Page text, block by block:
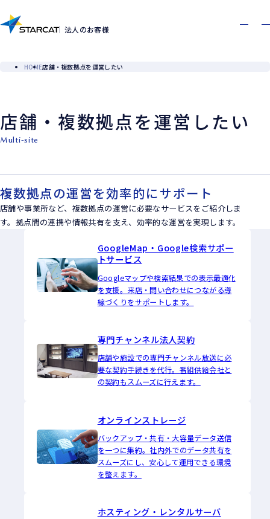
法人のお客様
HOME店舗・複数拠点を運営したい
店舗・複数拠点を運営したい
multi-site
複数拠点の運営を効率的にサポート
店舗や事業所など、複数拠点の運営に必要なサービスをご紹介しま
す。拠点間の連携や情報共有を支え、効率的な運営を実現します。
GoogleMap・Google検索サポー
トサービス
Googleマップや検索結果での表示最適化
を支援。来店・問い合わせにつながる導
線づくりをサポートします。
専門チャンネル法人契約
店舗や施設での専門チャンネル放送に必
要な契約手続きを代行。番組供給会社と
の契約もスムーズに行えます。
オンラインストレージ
バックアップ・共有・大容量データ送信
を一つに集約。社内外でのデータ共有を
スムーズにし、安心して運用できる環境
を整えます。
ホスティング・レンタルサーバ
お問い合わせ
Contact Download